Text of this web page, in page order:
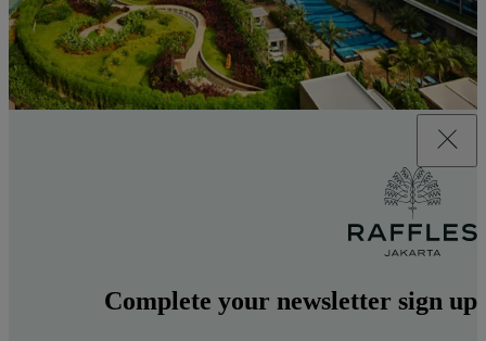
Complete your newsletter sign up